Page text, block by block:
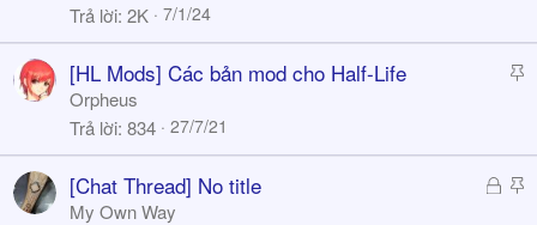
k
y
Trả lời 2K 7/1/24
S
c
k
[HL Mods] Các bản mod cho Half-Life
Orpheus
Trả lời 834 27/7/21
Đ S
[Chat Thread] No title
My Own Way